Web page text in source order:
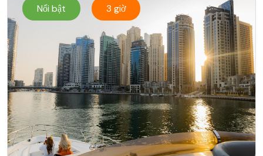
Nổi bật 3 giờ